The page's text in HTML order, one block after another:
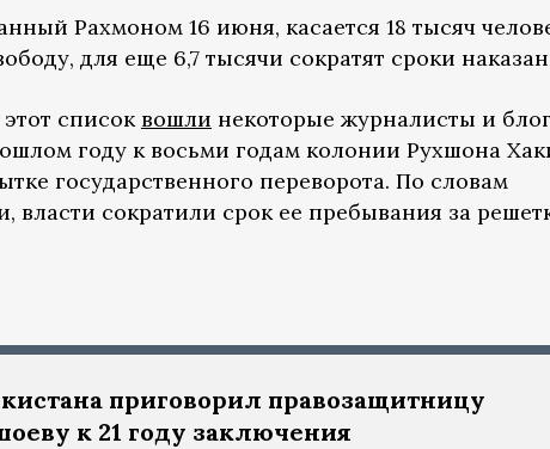
Рахмоном 16 июня, касается 18 тысяч
для еще 6,7 тысячи сократят сроки
список вошли некоторые журналисты и
году к восьми годам колонии Рухшона
государственного переворота. По словам
власти сократили срок ее пребывания за
приговорил правозащитницу
к 21 году заключения